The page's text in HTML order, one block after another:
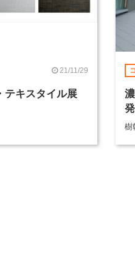
21/11/29
テキスタイル展
樹